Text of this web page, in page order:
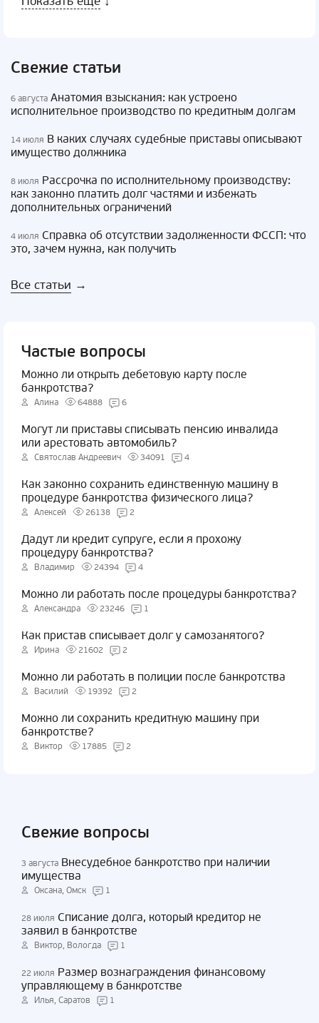
Свежие статьи
6 августа Анатомия взыскания: как устроено
исполнительное производство по кредитным долгам
14 июля В каких случаях судебные приставы описывают
имущество должника
8 июля Рассрочка по исполнительному производству:
как законно платить долг частями и избежать
дополнительных ограничений
4 июля Справка об отсутствии задолженности ФССП: что
это, зачем нужна, как получить
Все статьи →
Частые вопросы
Можно ли открыть дебетовую карту после
банкротства?
Алина 64888 6
Могут ли приставы списывать пенсию инвалида
или арестовать автомобиль?
Святослав Андреевич 34091 4
Как законно сохранить единственную машину в
процедуре банкротства физического лица?
Алексей 26138 2
Дадут ли кредит супруге, если я прохожу
процедуру банкротства?
Владимир 24394 4
Можно ли работать после процедуры банкротства?
Александра 23246 1
Как пристав списывает долг у самозанятого?
Ирина 21602 2
Можно ли работать в полиции после банкротства
Василий 19392 2
Можно ли сохранить кредитную машину при
банкротстве?
Виктор 17885 2
Свежие вопросы
3 августа Внесудебное банкротство при наличии
имущества
Оксана, Омск 1
28 июля Списание долга, который кредитор не
заявил в банкротстве
Виктор, Вологда 1
22 июля Размер вознаграждения финансовому
управляющему в банкротстве
Илья, Саратов 1